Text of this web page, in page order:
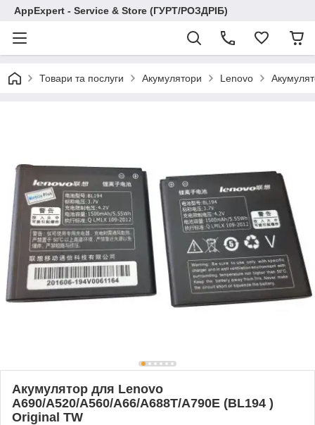
AppExpert - Service & Store (ГУРТ/РОЗДРІБ)
Товари та послуги Акумулятори Lenovo
Акумулятор для Lenovo
A690/A520/A560/A66/A688T/A790E (BL194 )
Original TW